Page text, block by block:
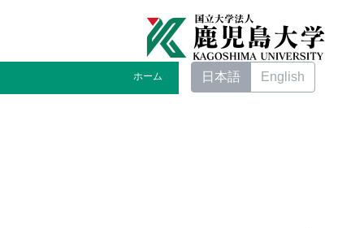
ホーム 日本語 English